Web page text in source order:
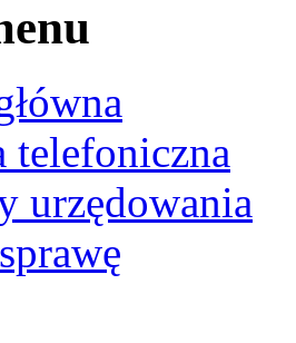
telefoniczna
urzędowania